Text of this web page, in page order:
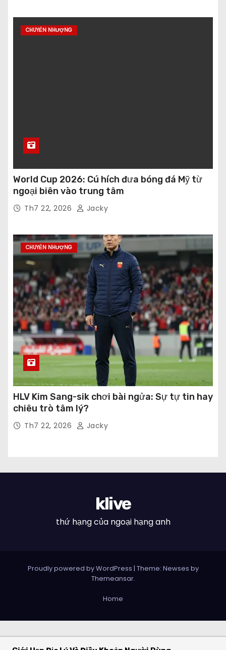
CHUYỂN NHƯỢNG
World Cup 2026: Cú hích đưa bóng đá Mỹ từ
ngoại biên vào trung tâm
Th7 22, 2026 Jacky
CHUYỂN NHƯỢNG
HLV Kim Sang-sik chơi bài ngửa: Sự tự tin hay
chiêu trò tâm lý?
Th7 22, 2026 Jacky
klive
thứ hạng của ngoại hạng anh
Proudly powered by WordPress | Theme: Newses by
Themeansar.
Home